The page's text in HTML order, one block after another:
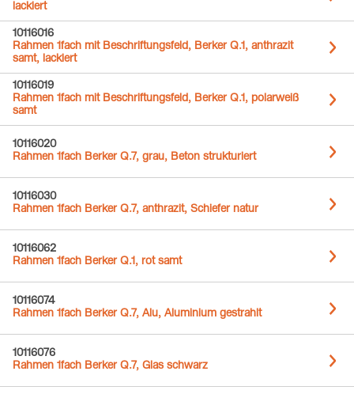
lackiert
10116016
Rahmen 1fach mit Beschriftungsfeld, Berker Q.1, anthrazit
samt, lackiert
10116019
Rahmen 1fach mit Beschriftungsfeld, Berker Q.1, polarweiß
samt
10116020
Rahmen 1fach Berker Q.7, grau, Beton strukturiert
10116030
Rahmen 1fach Berker Q.7, anthrazit, Schiefer natur
10116062
Rahmen 1fach Berker Q.1, rot samt
10116074
Rahmen 1fach Berker Q.7, Alu, Aluminium gestrahlt
10116076
Rahmen 1fach Berker Q.7, Glas schwarz